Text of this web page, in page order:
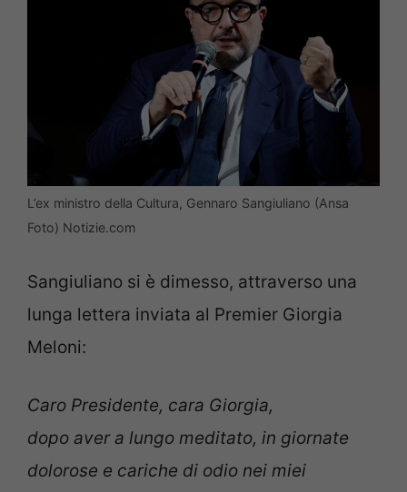
L’ex ministro della Cultura, Gennaro Sangiuliano (Ansa
Foto) Notizie.com
Sangiuliano si è dimesso, attraverso una
lunga lettera inviata al Premier Giorgia
Meloni:
Caro Presidente, cara Giorgia,
dopo aver a lungo meditato, in giornate
dolorose e cariche di odio nei miei